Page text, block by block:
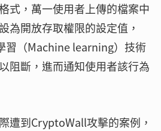
式，萬一使用者上傳的檔案中
為開放存取權限的設定值，
習（Machine learning）技術
阻斷，進而通知使用者該行為
遭到CryptoWall攻擊的案例，